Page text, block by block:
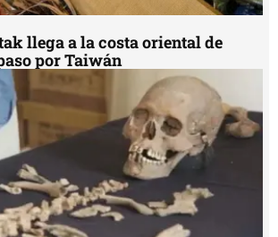
llega a la costa oriental de
por Taiwán